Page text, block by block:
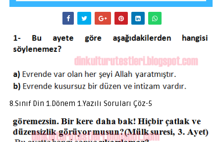
8.Sınıf Din 1.Dönem 1.Yazılı Soruları Çöz-5